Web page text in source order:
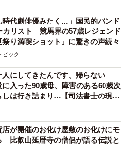
時代劇俳優みたく…」国民的バンド
カリスト 競馬界の57歳レジェンド
祭り満喫ショット」に驚きの声続々
ピック
人にしてきたんです、帰らない
入った90歳母、障害のある60歳次
しは行き詰まり…【司法書士の現場
店が開催のお化け屋敷のお化けにモ
比叡山延暦寺の僧侶が語る伝説と